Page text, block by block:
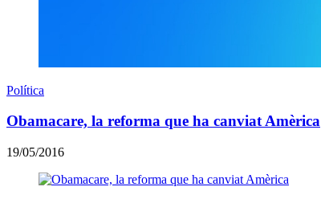
Política
Obamacare, la reforma que ha canviat Amèrica
19/05/2016